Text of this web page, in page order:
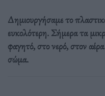
Δημιουργήσαμε το
ευκολότερη. Σήμερα τα
φαγητό, στο νερό, στον
σώμα.